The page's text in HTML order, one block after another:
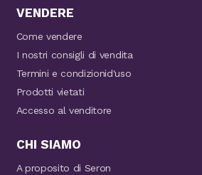
VENDERE
Come vendere
I nostri consigli di vendita
Termini e condizionid'uso
Prodotti vietati
Accesso al venditore
CHI SIAMO
A proposito di Seron